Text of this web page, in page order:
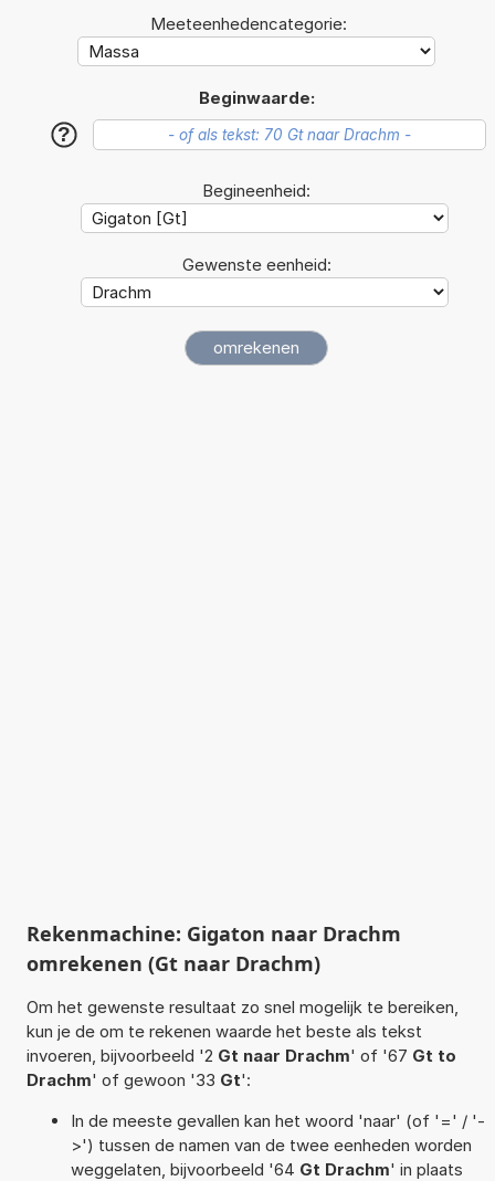
Meeteenhedencategorie:
Beginwaarde:
?
Begineenheid:
Gewenste eenheid:
Rekenmachine: Gigaton naar Drachm
omrekenen (Gt naar Drachm)
Om het gewenste resultaat zo snel mogelijk te bereiken,
kun je de om te rekenen waarde het beste als tekst
invoeren, bijvoorbeeld '2 Gt naar Drachm' of '67 Gt to
Drachm' of gewoon '33 Gt':
In de meeste gevallen kan het woord 'naar' (of '=' / '-
>') tussen de namen van de twee eenheden worden
weggelaten, bijvoorbeeld '64 Gt Drachm' in plaats